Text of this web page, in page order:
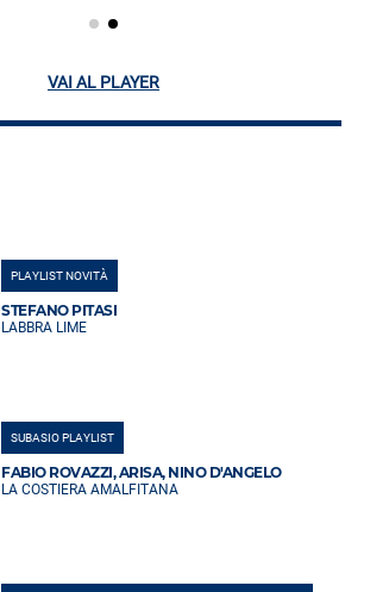
VAI AL PLAYER
PLAYLIST NOVITÀ
STEFANO PITASI
LABBRA LIME
SUBASIO PLAYLIST
FABIO ROVAZZI, ARISA, NINO D'ANGELO
LA COSTIERA AMALFITANA